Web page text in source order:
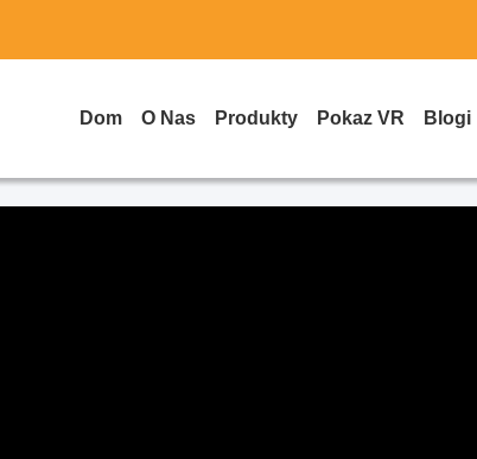
Dom O Nas Produkty Pokaz VR Blogi